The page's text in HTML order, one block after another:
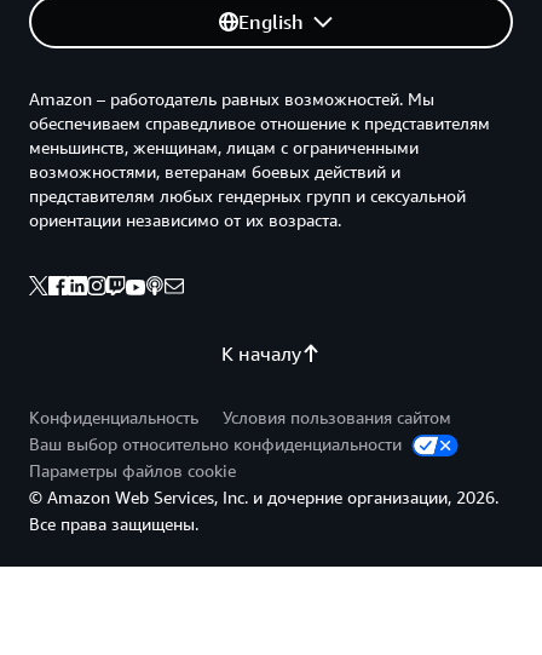
English
К началу
Amazon – работодатель равных возможностей. Мы
обеспечиваем справедливое отношение к представителям
меньшинств, женщинам, лицам с ограниченными
возможностями, ветеранам боевых действий и
представителям любых гендерных групп и сексуальной
ориентации независимо от их возраста.
Конфиденциальность
Условия пользования сайтом
Ваш выбор относительно конфиденциальности
Параметры файлов cookie
© Amazon Web Services, Inc. и дочерние организации, 2026.
Все права защищены.